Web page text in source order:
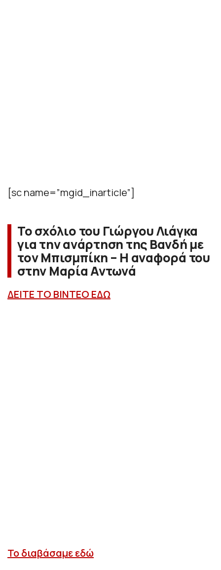
[sc name=”mgid_inarticle”]
Το σχόλιο του Γιώργου Λιάγκα
για την ανάρτηση της Βανδή με
τον Μπισμπίκη – Η αναφορά του
στην Μαρία Αντωνά
ΔΕΙΤΕ ΤΟ ΒΙΝΤΕΟ ΕΔΩ
Το διαβάσαμε εδώ